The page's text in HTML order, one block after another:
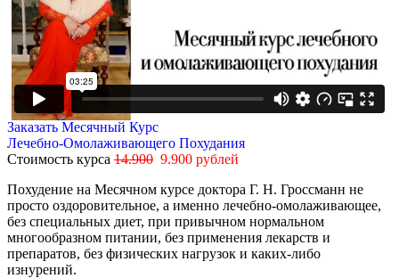
Заказать Месячный Курс
Лечебно-Омолаживающего Похудания
Стоимость курса 14.900 9.900 рублей
Похудение на Месячном курсе доктора Г. Н. Гроссманн не
просто оздоровительное, а именно лечебно-омолаживающее,
без специальных диет, при привычном нормальном
многообразном питании, без применения лекарств и
препаратов, без физических нагрузок и каких-либо
изнурений.